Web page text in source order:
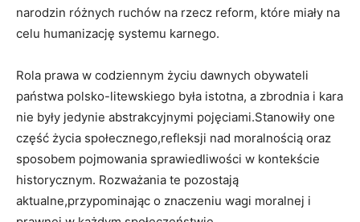
narodzin różnych ruchów na rzecz reform, które miały na
celu humanizację systemu karnego.
Rola prawa w codziennym życiu dawnych obywateli
państwa polsko-litewskiego była istotna, a zbrodnia i kara
nie były jedynie abstrakcyjnymi pojęciami.Stanowiły one
część życia społecznego,refleksji nad moralnością oraz
sposobem pojmowania sprawiedliwości w kontekście
historycznym. Rozważania te pozostają
aktualne,przypominając o znaczeniu wagi moralnej i